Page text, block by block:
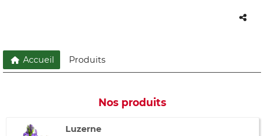
Accueil Produits
Nos produits
Luzerne